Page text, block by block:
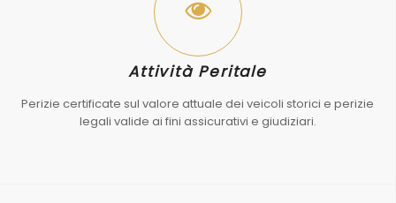
Attività Peritale
Perizie certificate sul valore attuale dei veicoli storici e perizie
legali valide ai fini assicurativi e giudiziari.